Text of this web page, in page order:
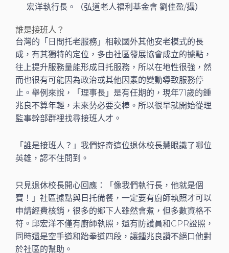
宏洋執行長。（弘道老人福利基金會 劉佳盈/攝）
誰是接班人？
台灣的「日間托老服務」相較國外其他安老模式的長
成，有其獨特的定位，多由社區發展協會成立的據點，
往上提升服務量能形成日托服務，所以在地性很強，然
而也很有可能因為政治或其他因素的變動導致服務停
止。舉例來說，「理事長」是有任期的，現年71歲的鍾
兆良不算年輕，未來勢必要交棒。所以很早就開始從理
監事幹部群裡找尋接班人才。
「誰是接班人？」我們好奇這位退休校長慧眼識了哪位
英雄，認不住問到。
只見退休校長開心回應：「像我們執行長，他就是個
寶！」社區據點與日托備餐，一定要有廚師執照才可以
申請經費核銷，很多的鄉下人雖然會煮，但多數資格不
符。邱宏洋不僅有廚師執照，還有防護員和CPR證照，
同時還是空手道和跆拳道四段，讓鍾兆良讚不絕口他對
於社區的幫助。